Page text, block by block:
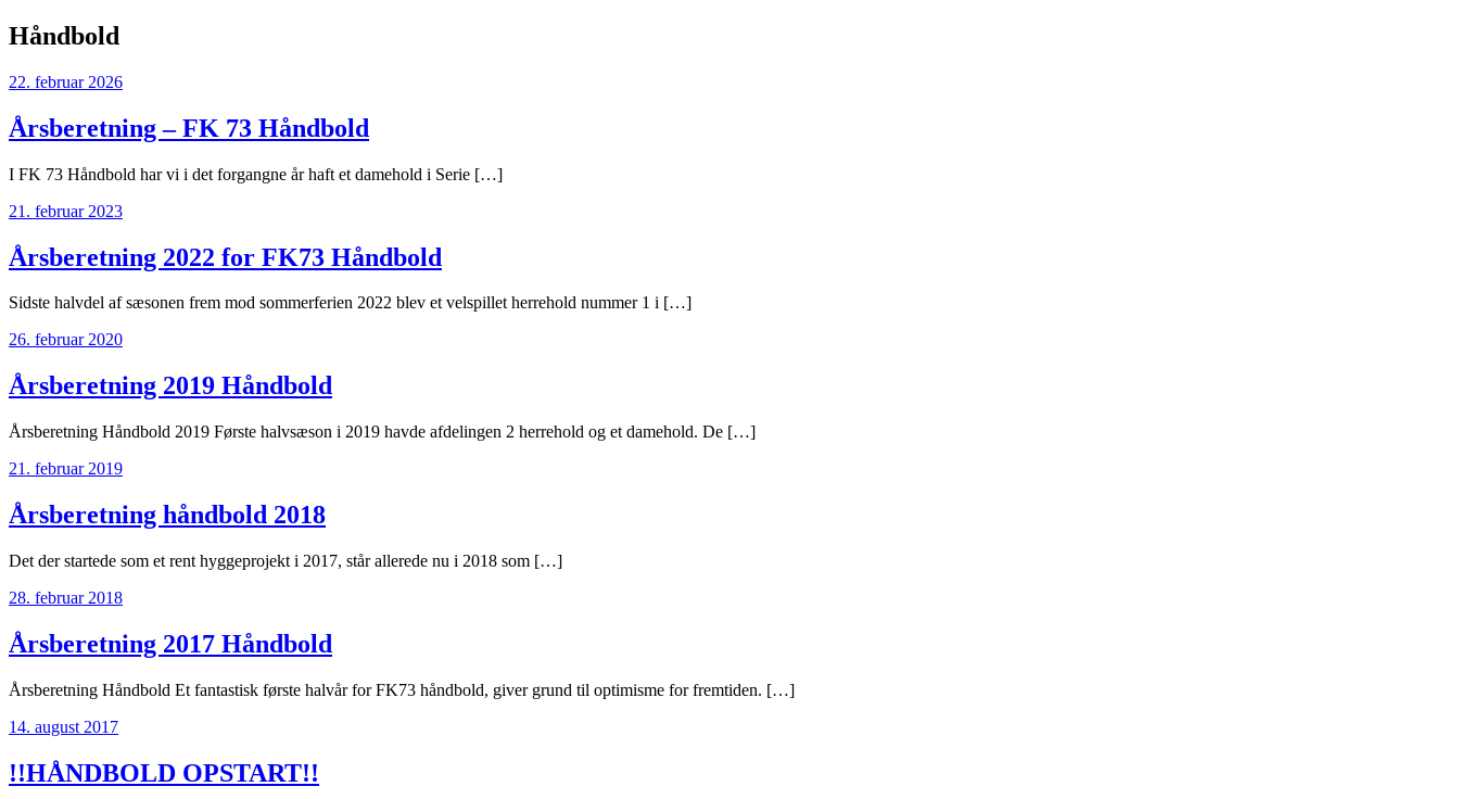
Håndbold
22. februar 2026
Årsberetning – FK 73 Håndbold
I FK 73 Håndbold har vi i det forgangne år haft et damehold i Serie […]
21. februar 2023
Årsberetning 2022 for FK73 Håndbold
Sidste halvdel af sæsonen frem mod sommerferien 2022 blev et velspillet herrehold nummer 1 i […]
26. februar 2020
Årsberetning 2019 Håndbold
Årsberetning Håndbold 2019 Første halvsæson i 2019 havde afdelingen 2 herrehold og et damehold. De […]
21. februar 2019
Årsberetning håndbold 2018
Det der startede som et rent hyggeprojekt i 2017, står allerede nu i 2018 som […]
28. februar 2018
Årsberetning 2017 Håndbold
Årsberetning Håndbold Et fantastisk første halvår for FK73 håndbold, giver grund til optimisme for fremtiden. […]
14. august 2017
!!HÅNDBOLD OPSTART!!